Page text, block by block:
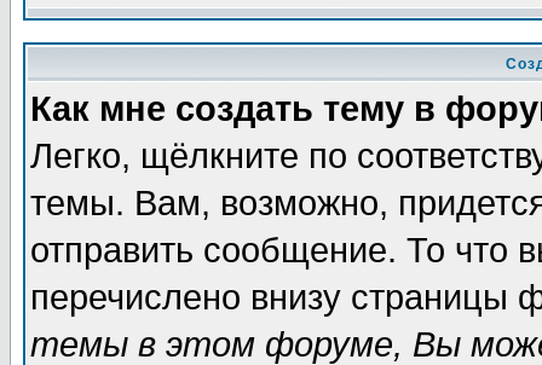
Как мне создать тему в
Легко, щёлкните по
темы. Вам, возможно,
отправить сообщение. То что
перечислено внизу страницы
темы в этом форуме, Вы